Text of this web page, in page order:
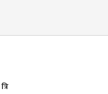
त्रि